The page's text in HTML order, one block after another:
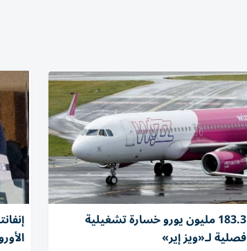
183.3 مليون يورو خسارة تشغيلية
فصلية لـ«ويز إير»